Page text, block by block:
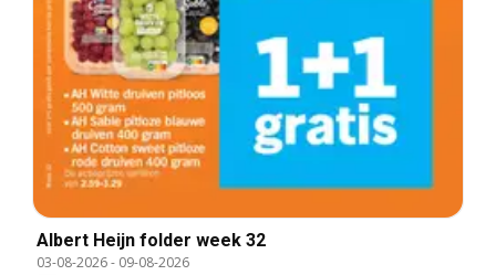
Albert Heijn folder week 32
03-08-2026- 09-08-2026